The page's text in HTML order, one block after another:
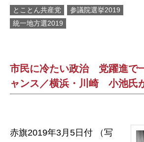
とことん共産党
参議院選挙2019
統一地方選2019
市民に冷たい政治 党躍進で
ャンス／横浜・川崎 小池氏
赤旗2019年3月5日付 （写